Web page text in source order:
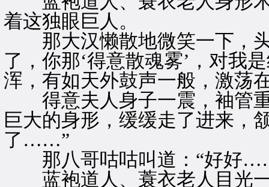
着这独眼巨人。
那大汉懒散地微笑一下，头
了，你那‘得意散魂雾’，对我
浑，有如天外鼓声一般，激荡
得意夫人身子一震，袖管重
巨大的身形，缓缓走了进来，
了……”
那八哥咕咕叫道：“好好
蓝袍道人、蓑衣老人目光一